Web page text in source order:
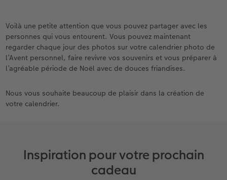
Voilà une petite attention que vous pouvez partager avec les
personnes qui vous entourent. Vous pouvez maintenant
regarder chaque jour des photos sur votre calendrier photo de
l’Avent personnel, faire revivre vos souvenirs et vous préparer à
l’agréable période de Noël avec de douces friandises.
Nous vous souhaite beaucoup de plaisir dans la création de
votre calendrier.
Inspiration pour votre prochain
cadeau